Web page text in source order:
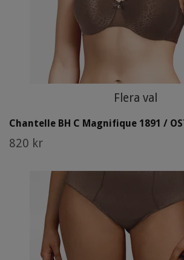
Flera val
Chantelle BH C Magnifique 1891 /
820 kr